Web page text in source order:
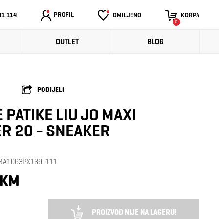
114 PROFIL OMILJENO KORPA
0
OUTLET BLOG
PODIJELI
PATIKE LIU JO MAXI
20 - SNEAKER
111
PROIZVOD NIJE NA LAGERU!